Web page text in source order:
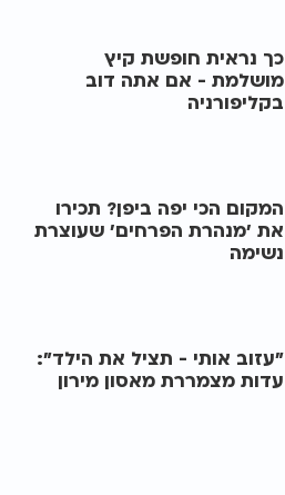
כך נראית חופשת קיץ
מושלמת - אם אתה דוב
בקליפורניה
המקום הכי יפה ביפן? תכירו
את 'מנהרת הפרחים' שעוצרת
נשימה
"עזוב אותי - תציל את הילד":
עדות מצמררת מאסון מירון